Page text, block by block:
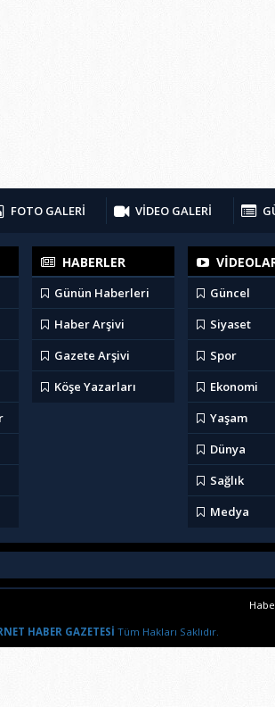
FOTO GALERİ VİDEO GALERİ
HABERLER
Günün Haberleri
Haber Arşivi
Gazete Arşivi
Köşe Yazarları
Güncel
Siyaset
Spor
Ekonomi
Yaşam
Dünya
Sağlık
Medya
HABER GAZETESİ Tüm Hakları Saklıdır.